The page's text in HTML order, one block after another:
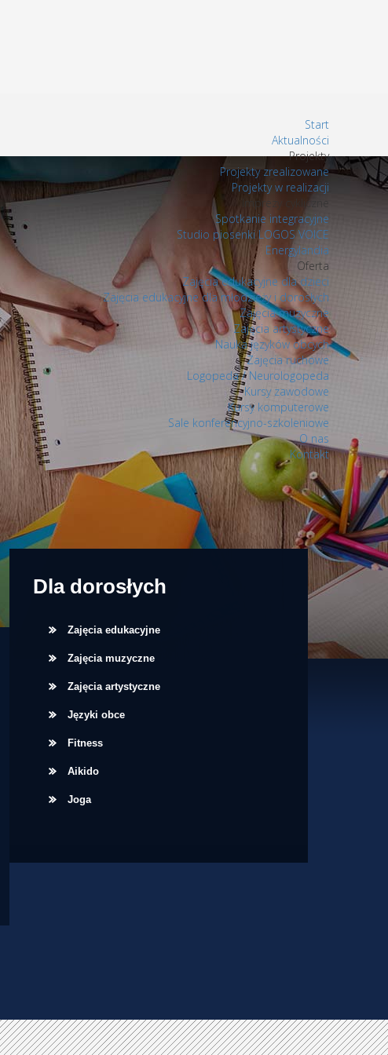
Start
Aktualności
Projekty
Projekty zrealizowane
Projekty w realizacji
Imprezy cykliczne
Spotkanie integracyjne
Studio piosenki LOGOS VOICE
Energylandia
Oferta
Zajęcia edukacyjne dla dzieci
Zajęcia edukacyjne dla młodzieży i dorosłych
Zajęcia muzyczne
Zajęcia artystyczne
Nauka języków obcych
Zajęcia ruchowe
Logopeda / Neurologopeda
Kursy zawodowe
Kursy komputerowe
Sale konferencyjno-szkoleniowe
O nas
Kontakt
Dla dorosłych
Zajęcia edukacyjne
Zajęcia muzyczne
Zajęcia artystyczne
Języki obce
Fitness
Aikido
Joga